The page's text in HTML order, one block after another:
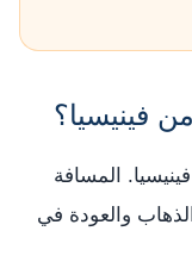
فينيسيا؟
المسافة
والعودة في